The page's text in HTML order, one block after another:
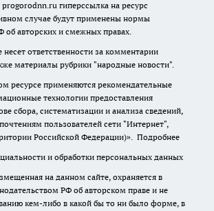
гиперссылка на ресурс
случае будут применены нормы
об авторских и смежных правах.
несет ответственности за комментарии
материалы рубрики "народные новости".
ресурсе применяются рекомендательные
технологии предоставления
сбора, систематизации и анализа сведений,
пользователей сети "Интернет",
Российской Федерации)». Подробнее
и обработки персональных данных
на данном сайте, охраняется в
РФ об авторском праве и не
кем-либо в какой бы то ни было форме, в